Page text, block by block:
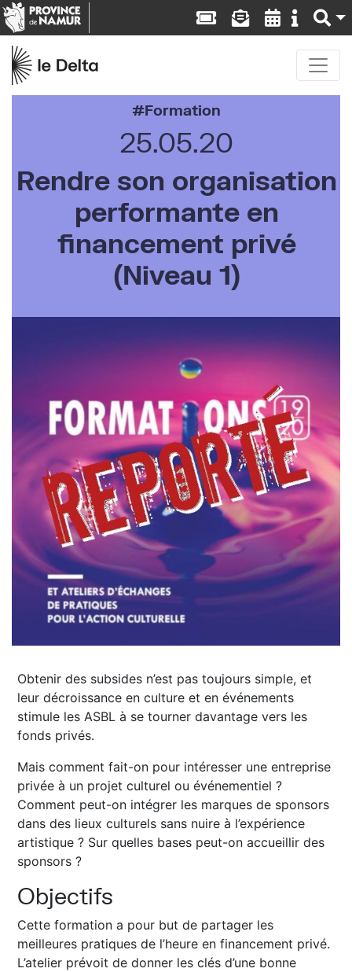
Formation
25.05.20
Rendre son organisation
performante en
financement privé
(Niveau 1)
Obtenir des subsides n’est pas toujours simple, et
leur décroissance en culture et en événements
stimule les ASBL à se tourner davantage vers les
fonds privés.
Mais comment fait-on pour intéresser une entreprise
privée à un projet culturel ou événementiel ?
Comment peut-on intégrer les marques de sponsors
dans des lieux culturels sans nuire à l’expérience
artistique ? Sur quelles bases peut-on accueillir des
sponsors ?
Objectifs
Cette formation a pour but de partager les
meilleures pratiques de l’heure en financement privé.
L’atelier prévoit de donner les clés d’une bonne